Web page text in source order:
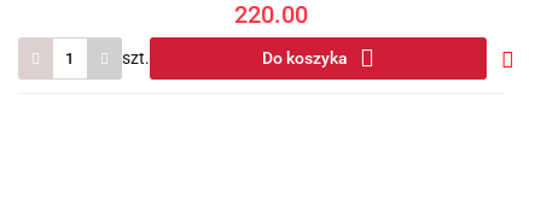
220.00
szt. Do koszyka